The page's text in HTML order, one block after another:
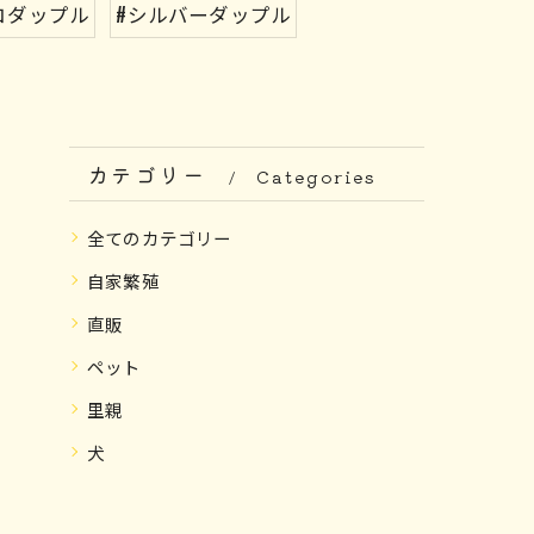
ダップル
#シルバーダップル
カテゴリー Categories
全てのカテゴリー
自家繁殖
直販
ペット
里親
犬